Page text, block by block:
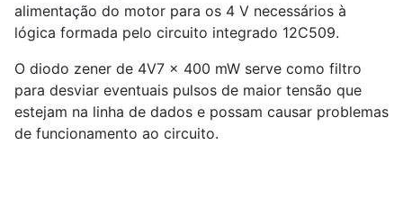
alimentação do motor para os 4 V necessários à
lógica formada pelo circuito integrado 12C509.
O diodo zener de 4V7 x 400 mW serve como filtro
para desviar eventuais pulsos de maior tensão que
estejam na linha de dados e possam causar problemas
de funcionamento ao circuito.